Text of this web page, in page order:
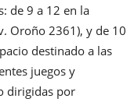
de 9 a 12 en la
Oroño 2361), y de 10
destinado a las
juegos y
dirigidas por